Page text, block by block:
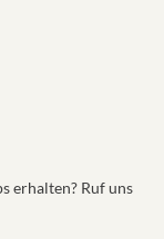
erhalten? Ruf uns